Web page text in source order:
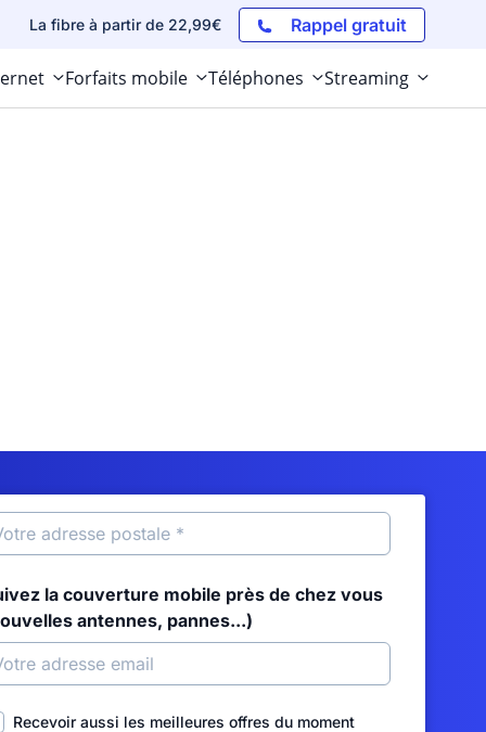
La fibre à partir de 22,99€ Rappel gratuit
Forfaits mobile Téléphones Streaming
la couverture mobile près de chez vous
antennes, pannes...)
Recevoir aussi les meilleures offres du moment